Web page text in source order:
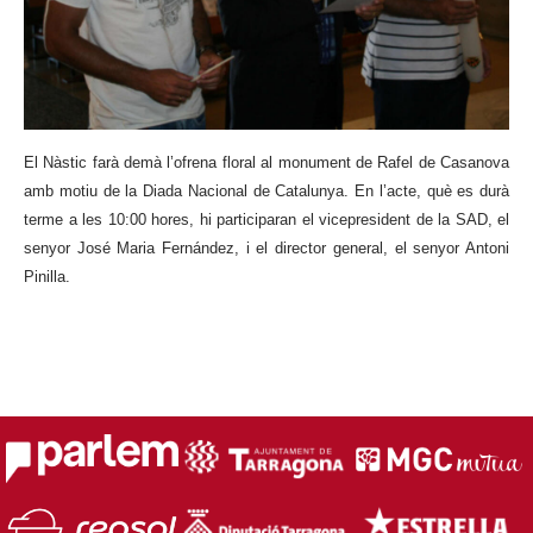
El Nàstic farà demà l’ofrena floral al monument de Rafel de Casanova
amb motiu de la Diada Nacional de Catalunya. En l’acte, què es durà
terme a les 10:00 hores, hi participaran el vicepresident de la SAD, el
senyor José Maria Fernández, i el director general, el senyor Antoni
Pinilla